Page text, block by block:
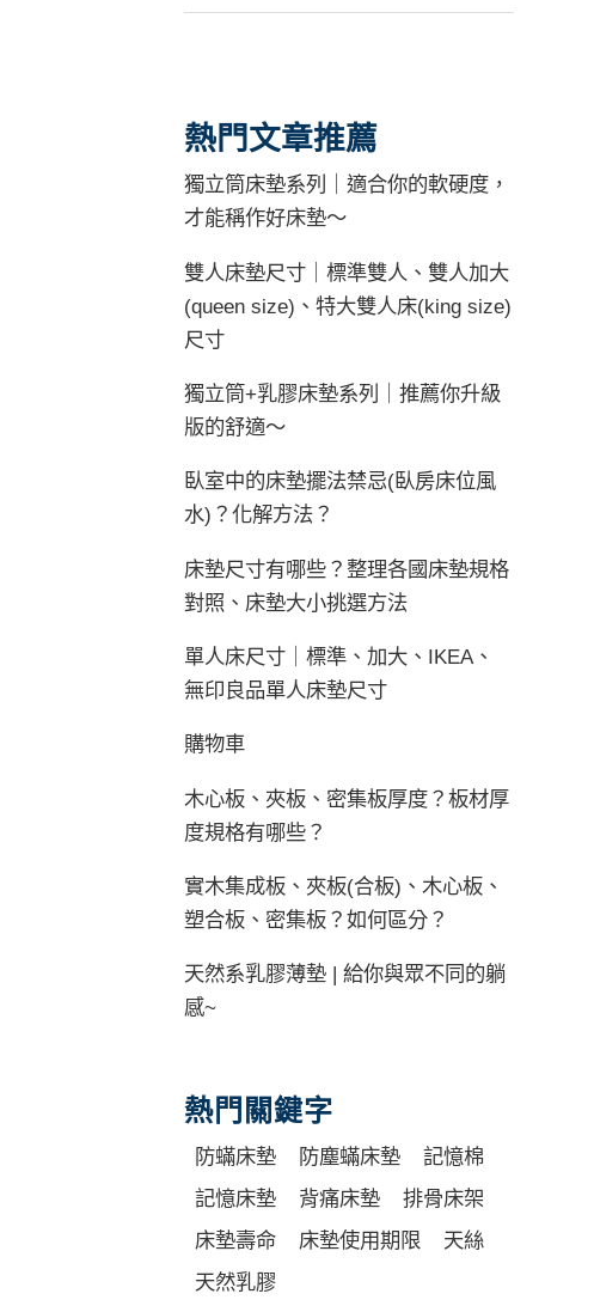
熱門文章推薦
獨立筒床墊系列｜適合你的軟硬度，
才能稱作好床墊～
雙人床墊尺寸｜標準雙人、雙人加大
(queen size)、特大雙人床(king size)
尺寸
獨立筒+乳膠床墊系列｜推薦你升級
版的舒適～
臥室中的床墊擺法禁忌(臥房床位風
水)？化解方法？
床墊尺寸有哪些？整理各國床墊規格
對照、床墊大小挑選方法
單人床尺寸｜標準、加大、IKEA、
無印良品單人床墊尺寸
購物車
木心板、夾板、密集板厚度？板材厚
度規格有哪些？
實木集成板、夾板(合板)、木心板、
塑合板、密集板？如何區分？
天然系乳膠薄墊 | 給你與眾不同的躺
感~
熱門關鍵字
防蟎床墊 防塵蟎床墊
記憶棉
記憶床墊
背痛床墊
排骨床架
床墊壽命
床墊使用期限
天絲
天然乳膠